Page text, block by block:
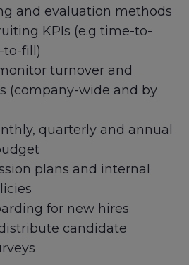
and evaluation methods
KPIs (e.g time-to-
to-fill)
turnover and
(company-wide and by
quarterly and annual
plans and internal
for new hires
candidate